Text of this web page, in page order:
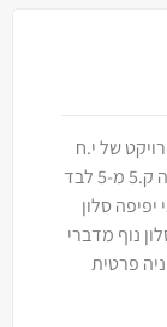
זאב פרויקט של י.ח
דימרי היוקרתי במקור חיים 182 מטר בארנונה ק.5 מ-5 לבד
סלון
נוף מדברי
פרטית